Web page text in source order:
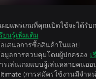
ผยแพร่เกมที่คุณเปิดใช้จะได้รั
ยนรู้เพิ่มเติม
เสนอการซื้อสินค้าในแอป
มูลการควบคุมโดยผู้ปกครอง เ
รเล่นเกมแบบผู้เล่นหลายคนออ
(การสมัครใช้งานมีจําห